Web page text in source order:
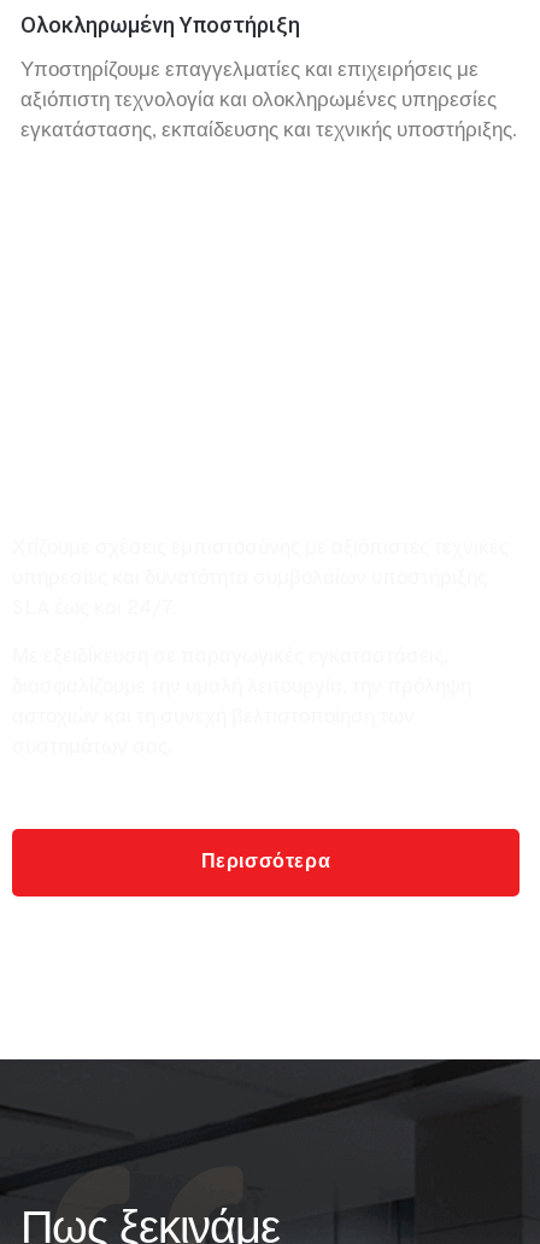
Ολοκληρωμένη Υποστήριξη
Υποστηρίζουμε επαγγελματίες και επιχειρήσεις με
αξιόπιστη τεχνολογία και ολοκληρωμένες υπηρεσίες
εγκατάστασης, εκπαίδευσης και τεχνικής υποστήριξης.
Περισσότερα
Πως ξεκινάμε